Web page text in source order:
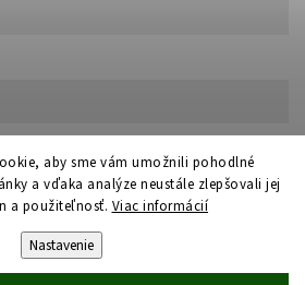
aby sme vám umožnili pohodlné
a vďaka analýze neustále zlepšovali jej
a použiteľnosť. Viac informácií
Nastavenie
Prihlásiť sa